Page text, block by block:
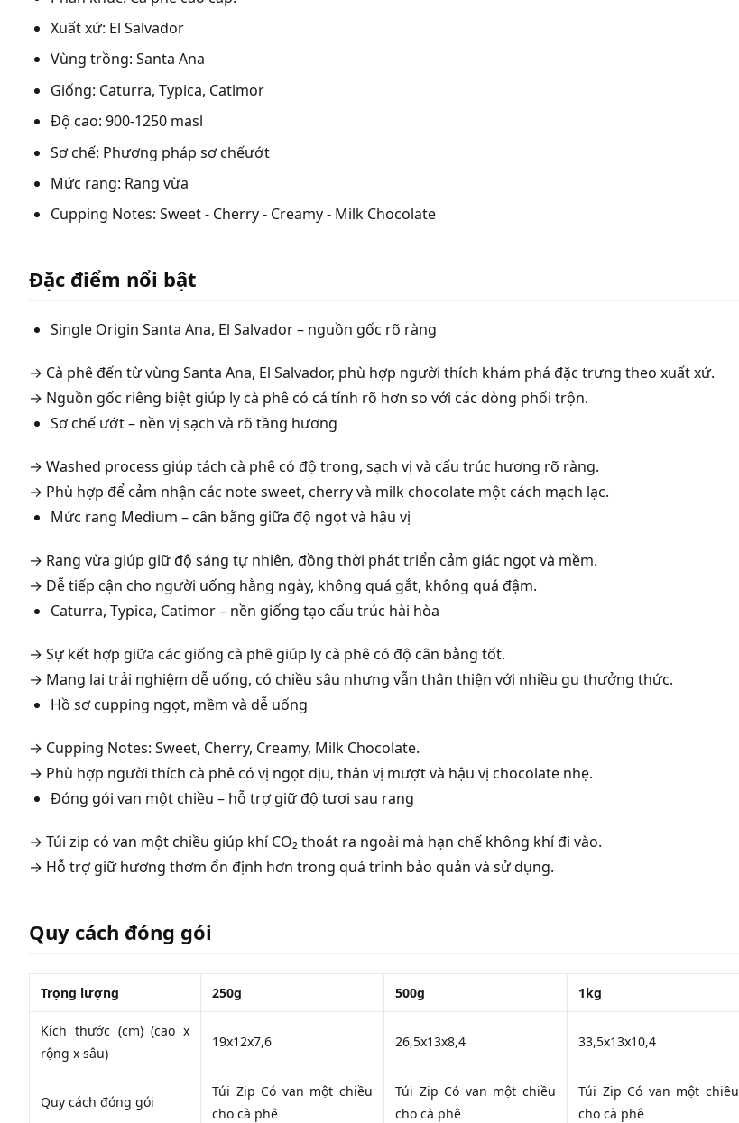
Xuất xứ: El Salvador
Vùng trồng: Santa Ana
Giống: Caturra, Typica, Catimor
Độ cao: 900-1250 masl
Sơ chế: Phương pháp sơ chếướt
Mức rang: Rang vừa
Cupping Notes: Sweet - Cherry - Creamy - Milk Chocolate
Đặc điểm nổi bật
Single Origin Santa Ana, El Salvador – nguồn gốc rõ ràng
→ Cà phê đến từ vùng Santa Ana, El Salvador, phù hợp người thích khám phá đặc trưng theo xuất xứ.
→ Nguồn gốc riêng biệt giúp ly cà phê có cá tính rõ hơn so với các dòng phối trộn.
Sơ chế ướt – nền vị sạch và rõ tầng hương
→ Washed process giúp tách cà phê có độ trong, sạch vị và cấu trúc hương rõ ràng.
→ Phù hợp để cảm nhận các note sweet, cherry và milk chocolate một cách mạch lạc.
Mức rang Medium – cân bằng giữa độ ngọt và hậu vị
→ Rang vừa giúp giữ độ sáng tự nhiên, đồng thời phát triển cảm giác ngọt và mềm.
→ Dễ tiếp cận cho người uống hằng ngày, không quá gắt, không quá đậm.
Caturra, Typica, Catimor – nền giống tạo cấu trúc hài hòa
→ Sự kết hợp giữa các giống cà phê giúp ly cà phê có độ cân bằng tốt.
→ Mang lại trải nghiệm dễ uống, có chiều sâu nhưng vẫn thân thiện với nhiều gu thưởng thức.
Hồ sơ cupping ngọt, mềm và dễ uống
→ Cupping Notes: Sweet, Cherry, Creamy, Milk Chocolate.
→ Phù hợp người thích cà phê có vị ngọt dịu, thân vị mượt và hậu vị chocolate nhẹ.
Đóng gói van một chiều – hỗ trợ giữ độ tươi sau rang
→ Túi zip có van một chiều giúp khí CO₂ thoát ra ngoài mà hạn chế không khí đi vào.
→ Hỗ trợ giữ hương thơm ổn định hơn trong quá trình bảo quản và sử dụng.
Quy cách đóng gói
Trọng lượng 250g 500g 1kg
Kích thước (cm) (cao x
rộng x sâu)
19x12x7,6 26,5x13x8,4 33,5x13x10,4
Quy cách đóng gói
Túi Zip Có van một chiều
cho cà phê
Túi Zip Có van một chiều
cho cà phê
Túi Zip Có van một chiều
cho cà phê